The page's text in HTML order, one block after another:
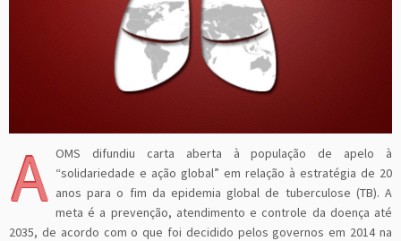
A OMS difundiu carta aberta à população de apelo à
“solidariedade e ação global” em relação à estratégia de 20
anos para o fim da epidemia global de tuberculose (TB). A
meta é a prevenção, atendimento e controle da doença até
2035, de acordo com o que foi decidido pelos governos em 2014 na